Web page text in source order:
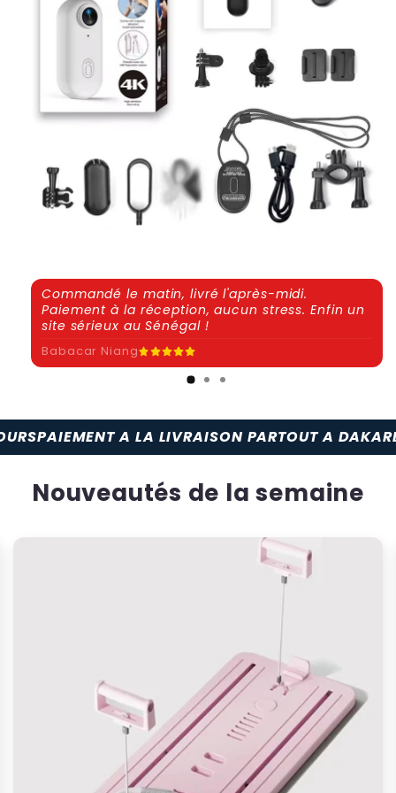
Commandé le matin, livré l'après-midi.
Paiement à la réception, aucun stress. Enfin un
site sérieux au Sénégal !
Babacar Niang
LIVRAISON PARTOUT A DAKARLIVRAISON EN 1H
Nouveautés de la semaine